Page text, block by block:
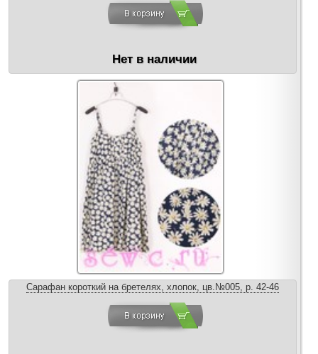
Нет в наличии
Сарафан короткий на бретелях, хлопок, цв.№005, р. 42-46